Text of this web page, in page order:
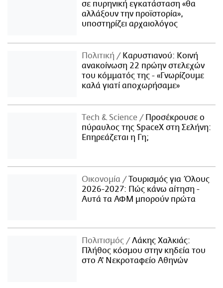
σε πυρηνική εγκατάσταση «θα
αλλάξουν την προϊστορία»,
υποστηρίζει αρχαιολόγος
Πολιτική
Καρυστιανού: Κοινή
ανακοίνωση 22 πρώην στελεχών
του κόμματός της - «Γνωρίζουμε
καλά γιατί αποχωρήσαμε»
Τech & Science
Προσέκρουσε ο
πύραυλος της SpaceX στη Σελήνη:
Επηρεάζεται η Γη;
Οικονομία
Τουρισμός για Όλους
2026-2027: Πώς κάνω αίτηση -
Αυτά τα ΑΦΜ μπορούν πρώτα
Πολιτισμός
Λάκης Χαλκιάς:
Πλήθος κόσμου στην κηδεία του
στο Α' Νεκροταφείο Αθηνών